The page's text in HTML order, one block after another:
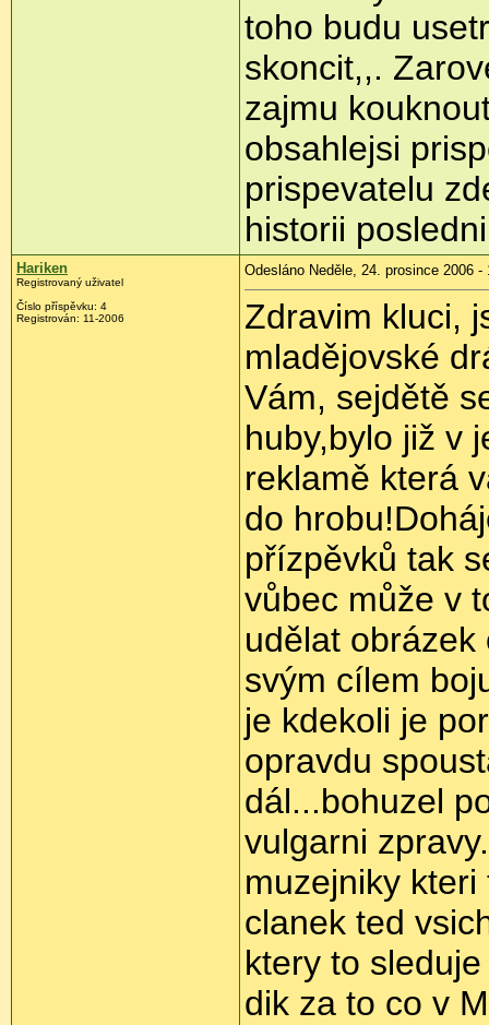
toho budu
skoncit,,.
zajmu
obsahlejsi
prispevatelu
historii
Hariken
Registrovaný uživatel
Číslo příspěvku: 4
Registrován: 11-2006
Odesláno Neděle, 24. prosince 2006 -
Zdravim kluci,
mladějovské
Vám, sejdětě
huby,bylo již v
reklamě která
do
přízpěvků tak
vůbec může v
udělat
svým cílem
je kdekoli je
opravdu
dál...bohuzel
vulgarni
muzejniky
clanek ted
ktery to
dik za to co v